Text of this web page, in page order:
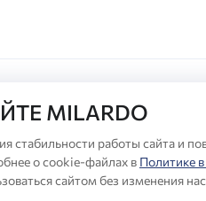
собой право в любой момент
Актуальная
MILARDO
работы сайта и
о cookie-файлах в Политике
сайтом без изменения